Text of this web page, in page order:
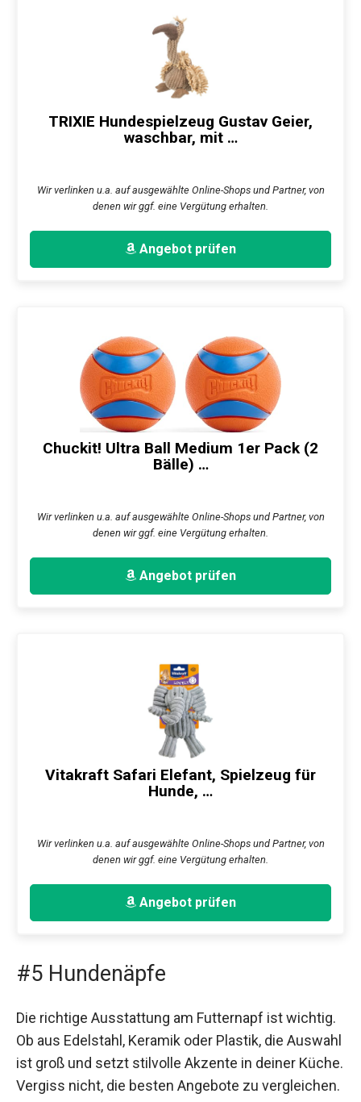
TRIXIE Hundespielzeug Gustav Geier,
waschbar, mit …
Wir verlinken u.a. auf ausgewählte Online-Shops und Partner, von
denen wir ggf. eine Vergütung erhalten.
Angebot prüfen
Chuckit! Ultra Ball Medium 1er Pack (2
Bälle) …
Wir verlinken u.a. auf ausgewählte Online-Shops und Partner, von
denen wir ggf. eine Vergütung erhalten.
Angebot prüfen
Vitakraft Safari Elefant, Spielzeug für
Hunde, …
Wir verlinken u.a. auf ausgewählte Online-Shops und Partner, von
denen wir ggf. eine Vergütung erhalten.
Angebot prüfen
#5 Hundenäpfe
Die richtige Ausstattung am Futternapf ist wichtig.
Ob aus Edelstahl, Keramik oder Plastik, die Auswahl
ist groß und setzt stilvolle Akzente in deiner Küche.
Vergiss nicht, die besten Angebote zu vergleichen.